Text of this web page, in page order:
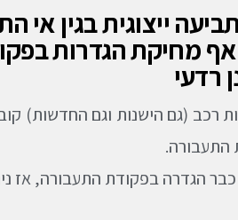
ייצוגית בגין אי
מחיקת הגדרות
רכב (גם הישנות וגם החדשות)
התעבורה.
כבר הגדרה בפקודת התעבורה, אז